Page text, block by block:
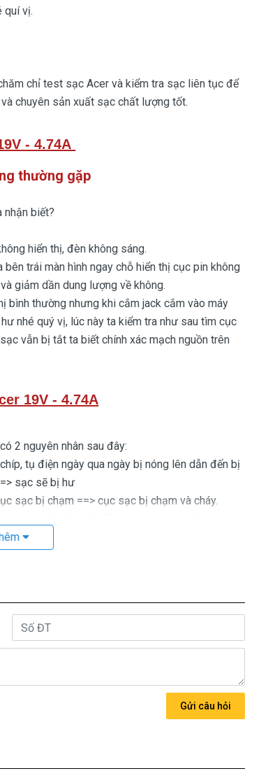
quí vị.
chỉ test sạc Acer và kiểm tra sạc liên tục để
chuyên sản xuất sạc chất lượng tốt.
- 4.74A
thường gặp
biết?
hiển thị, đèn không sáng.
trái màn hình ngay chỗ hiển thị cục pin không
giảm dần dung lượng về không.
thường nhưng khi cắm jack cắm vào máy
nhé quý vị, lúc này ta kiểm tra như sau tìm cục
vẫn bị tắt ta biết chính xác mạch nguồn trên
19V - 4.74A
2 nguyên nhân sau đây:
tụ điện ngày qua ngày bị nóng lên dẫn đến bị
sạc sẽ bị hư
sạc bị chạm ==> cục sạc bị chạm và cháy.
bên trong dây sạc có một dây âm và một dây
mua là bao nhiêu
Acer thượng vàng hạ cám chất lượng bèo béo
xuất nhé )
Gửi câu hỏi